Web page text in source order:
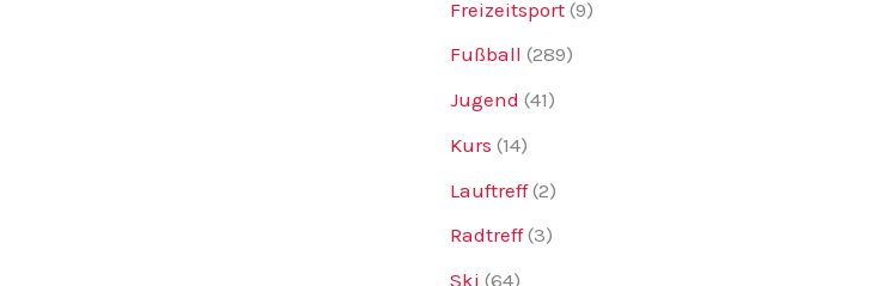
Freizeitsport (9)
Fußball (289)
Jugend (41)
Kurs (14)
Lauftreff(2)
Radtreff(3)
Ski (64)